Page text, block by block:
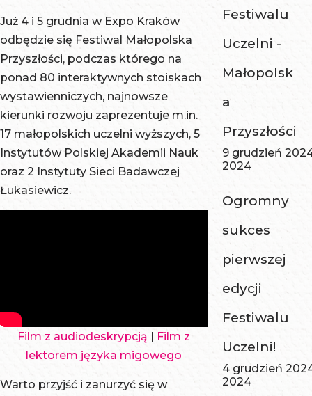
Już 4 i 5 grudnia w Expo Kraków
odbędzie się Festiwal Małopolska
Przyszłości, podczas którego na
ponad 80 interaktywnych stoiskach
wystawienniczych, najnowsze
kierunki rozwoju zaprezentuje m.in.
17 małopolskich uczelni wyższych, 5
Instytutów Polskiej Akademii Nauk
oraz 2 Instytuty Sieci Badawczej
Łukasiewicz.
Film z audiodeskrypcją
Film z
lektorem języka migowego
Warto przyjść i zanurzyć się w
Festiwalu
Uczelni -
Małopolsk
a
Przyszłości
9 grudzień
2024
Ogromny
sukces
pierwszej
edycji
Festiwalu
Uczelni!
4 grudzień
2024